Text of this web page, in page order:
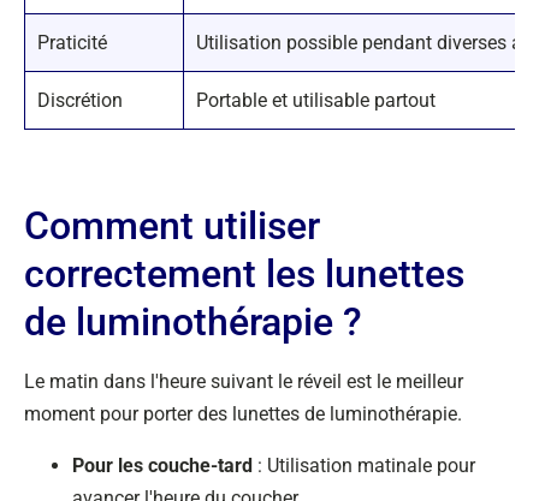
Praticité Utilisation possible pendant diverses
Discrétion Portable et utilisable partout
Comment utiliser
correctement les lunettes
de luminothérapie ?
Le matin dans l'heure suivant le réveil est le meilleur
moment pour porter des lunettes de luminothérapie.
Pour les couche-tard : Utilisation matinale pour